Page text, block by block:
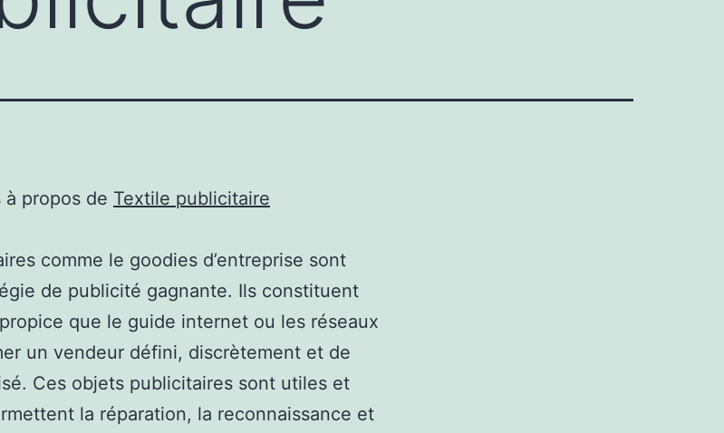
à propos de Textile publicitaire
comme le goodies d’entreprise sont
de publicité gagnante. Ils constituent
que le guide internet ou les réseaux
un vendeur défini, discrètement et de
Ces objets publicitaires sont utiles et
la réparation, la reconnaissance et